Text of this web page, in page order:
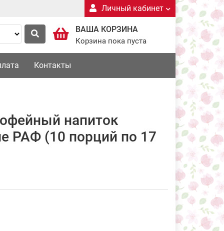
Личный кабинет
ВАША КОРЗИНА
Корзина пока пуста
Контакты
напиток
РАФ (10 порций по 17